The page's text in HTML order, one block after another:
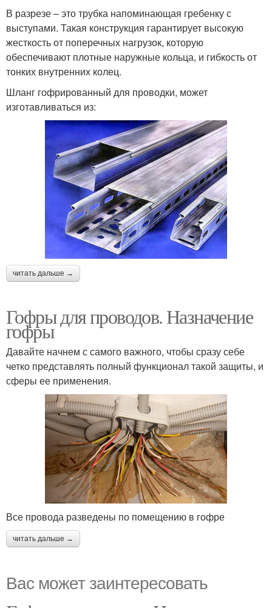
В разрезе – это трубка напоминающая гребенку с
выступами. Такая конструкция гарантирует высокую
жесткость от поперечных нагрузок, которую
обеспечивают плотные наружные кольца, и гибкость от
тонких внутренних колец.
Шланг гофрированный для проводки, может
изготавливаться из:
читать дальше →
Гофры для проводов. Назначение
гофры
Давайте начнем с самого важного, чтобы сразу себе
четко представлять полный функционал такой защиты, и
сферы ее применения.
Все провода разведены по помещению в гофре
читать дальше →
Вас может заинтересовать